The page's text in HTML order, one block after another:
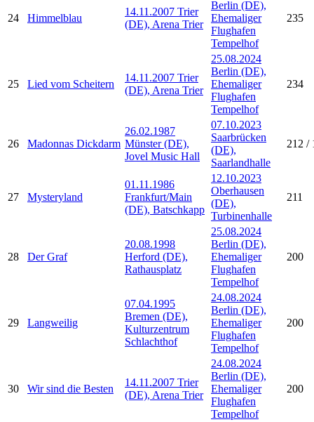
24 Himmelblau
14.11.2007 Trier
(DE), Arena Trier
Berlin (DE),
Ehemaliger
Flughafen
Tempelhof
235
25 Lied vom Scheitern
14.11.2007 Trier
(DE), Arena Trier
25.08.2024
Berlin (DE),
Ehemaliger
Flughafen
Tempelhof
234
26 Madonnas Dickdarm
26.02.1987
Münster (DE),
Jovel Music Hall
07.10.2023
Saarbrücken
(DE),
Saarlandhalle
212 /
27 Mysteryland
01.11.1986
Frankfurt/Main
(DE), Batschkapp
12.10.2023
Oberhausen
(DE),
Turbinenhalle
211
28 Der Graf
20.08.1998
Herford (DE),
Rathausplatz
25.08.2024
Berlin (DE),
Ehemaliger
Flughafen
Tempelhof
200
29 Langweilig
07.04.1995
Bremen (DE),
Kulturzentrum
Schlachthof
24.08.2024
Berlin (DE),
Ehemaliger
Flughafen
Tempelhof
200
30 Wir sind die Besten
14.11.2007 Trier
(DE), Arena Trier
24.08.2024
Berlin (DE),
Ehemaliger
Flughafen
Tempelhof
200